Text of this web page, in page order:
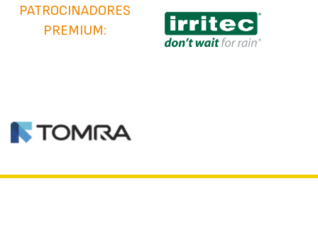
PATROCINADORES
PREMIUM: